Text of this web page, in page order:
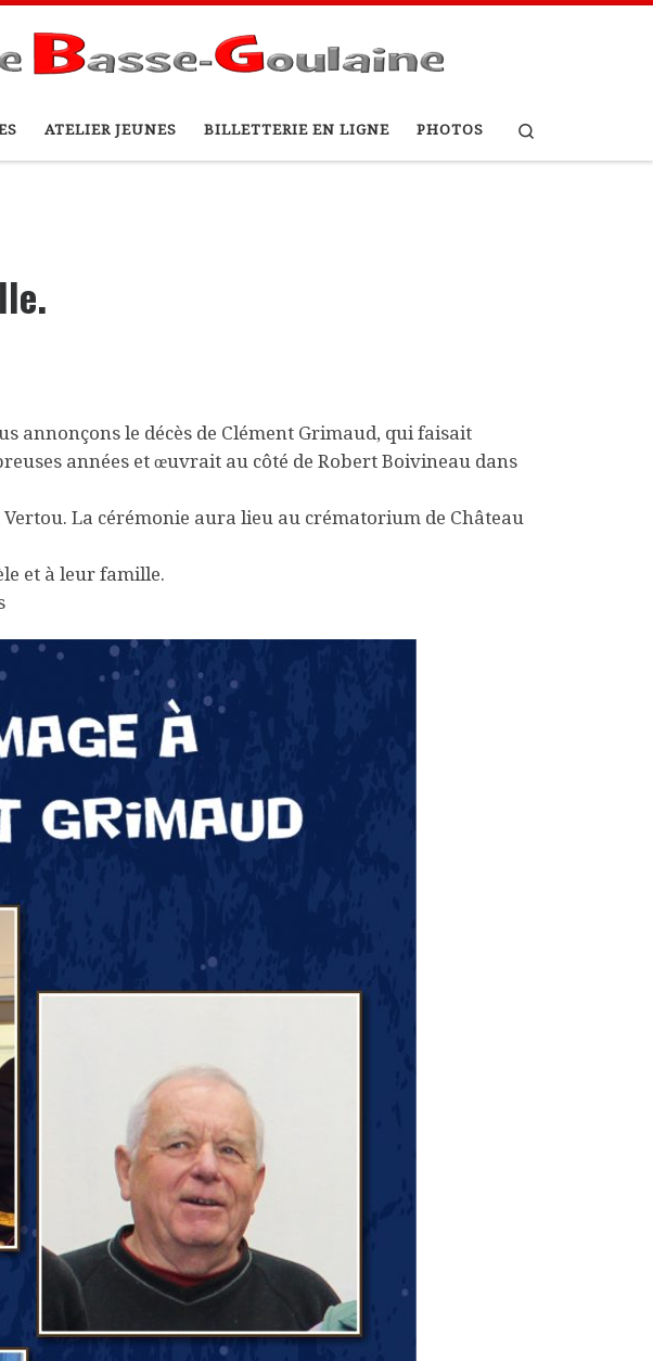
ATELIER JEUNES BILLETTERIE EN LIGNE PHOTOS
annonçons le décès de Clément Grimaud, qui faisait
années et œuvrait au côté de Robert Boivineau dans
La cérémonie aura lieu au crématorium de Château
et à leur famille.